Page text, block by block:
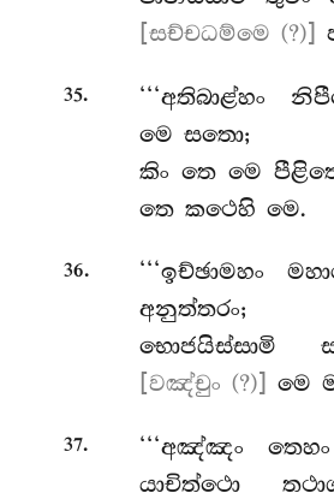
[සච්චධම්මෙ (?)]
35. ‘‘‘අතිබාළ්හං
මෙ සතො;
කිං තෙ මෙ
තෙ කථෙහි මෙ.
36.
‘‘‘ඉච්ඡාමහං
අනුත්තරං;
භොජයිස්සාමි
[වඤ්චුං (?)]
මෙ
37.
‘‘‘අඤ්ඤං
යාචිත්ථො